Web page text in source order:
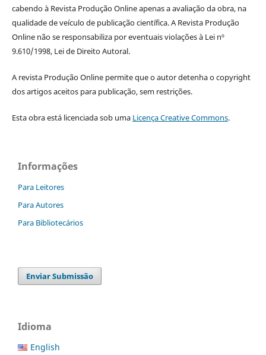
cabendo à Revista Produção Online apenas a avaliação da obra, na
qualidade de veículo de publicação científica. A Revista Produção
Online não se responsabiliza por eventuais violações à Lei nº
9.610/1998, Lei de Direito Autoral.
A revista Produção Online permite que o autor detenha o copyright
dos artigos aceitos para publicação, sem restrições.
Esta obra está licenciada sob uma Licença Creative Commons.
Informações
Para Leitores
Para Autores
Para Bibliotecários
Enviar Submissão
Idioma
English